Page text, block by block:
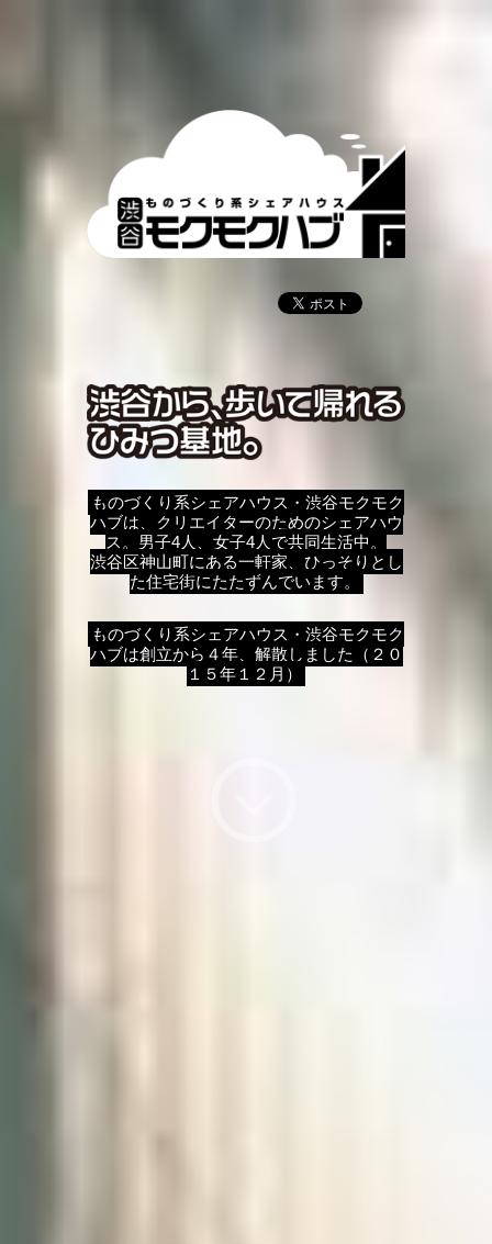
ものづくり系シェアハウス・渋谷モクモク
ハブは、クリエイターのためのシェアハウ
ス。男子4人、女子4人で共同生活中。
渋谷区神山町にある一軒家、ひっそりとし
た住宅街にたたずんでいます。
ものづくり系シェアハウス・渋谷モクモク
ハブは創立から４年、解散しました（２０
１５年１２月）